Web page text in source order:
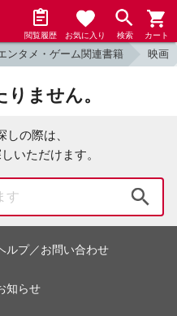
閲覧履歴 お気に入り 検索 カート
ンタメ・ゲーム関連書籍 映画
ません。
しの際は、
いただけます。
ルプ／お問い合わせ
知らせ